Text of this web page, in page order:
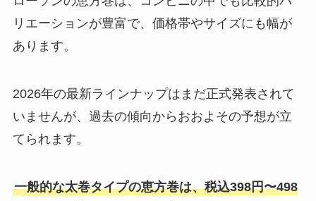
リエーションが豊富で、価格帯やサイズにも幅が
あります。
2026年の最新ラインナップはまだ正式発表されて
いませんが、過去の傾向からおおよその予想が立
てられます。
一般的な太巻タイプの恵方巻は、税込398円〜498